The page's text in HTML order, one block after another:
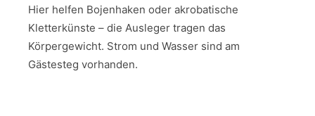
Hier helfen Bojenhaken oder akrobatische
Kletterkünste – die Ausleger tragen das
Körpergewicht. Strom und Wasser sind am
Gästesteg vorhanden.